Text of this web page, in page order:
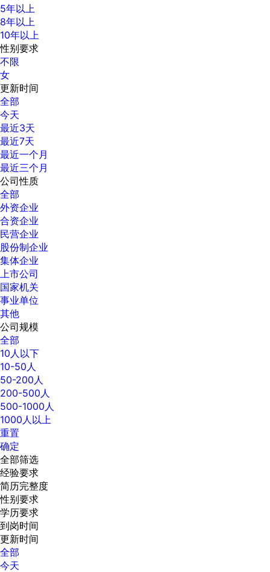
5年以上
8年以上
10年以上
性别要求
不限
女
更新时间
全部
今天
最近3天
最近7天
最近一个月
最近三个月
公司性质
全部
外资企业
合资企业
民营企业
股份制企业
集体企业
上市公司
国家机关
事业单位
其他
公司规模
全部
10人以下
10-50人
50-200人
200-500人
500-1000人
1000人以上
重置
确定
全部筛选
经验要求
简历完整度
性别要求
学历要求
到岗时间
更新时间
全部
今天